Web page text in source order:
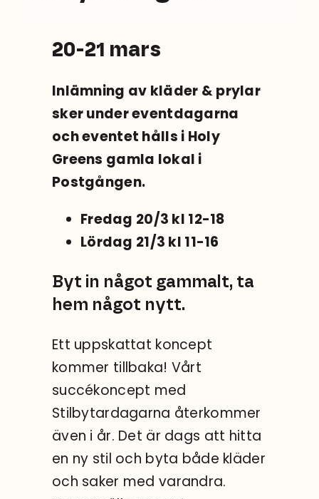
20-21 mars
Inlämning av kläder & prylar
sker under eventdagarna
och eventet hålls i Holy
Greens gamla lokal i
Postgången.
Fredag 20/3 kl 12-18
Lördag 21/3 kl 11-16
Byt in något gammalt, ta
hem något nytt.
Ett uppskattat koncept
kommer tillbaka! Vårt
succékoncept med
Stilbytardagarna återkommer
även i år. Det är dags att hitta
en ny stil och byta både kläder
och saker med varandra.